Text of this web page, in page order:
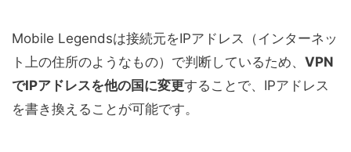
Mobile Legendsは接続元をIPアドレス（インターネッ
ト上の住所のようなもの）で判断しているため、 VPN
でIPアドレスを他の国に変更することで、IPアドレス
を書き換えることが可能です。